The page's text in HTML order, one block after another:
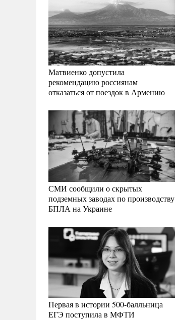
Матвиенко допустила
рекомендацию россиянам
отказаться от поездок в Армению
СМИ сообщили о скрытых
подземных заводах по производству
БПЛА на Украине
Первая в истории 500-балльница
ЕГЭ поступила в МФТИ